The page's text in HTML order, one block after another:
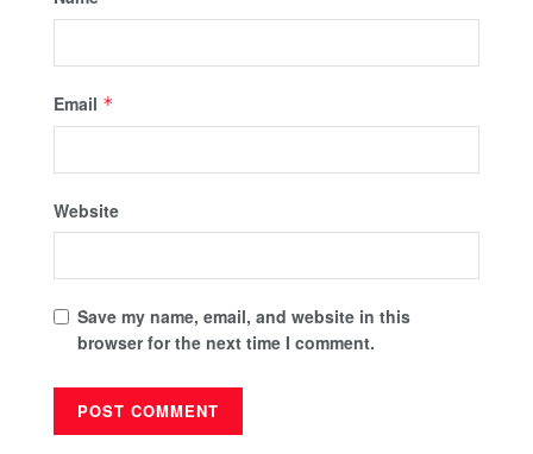
Email *
Website
Save my name, email, and website in this
browser for the next time I comment.